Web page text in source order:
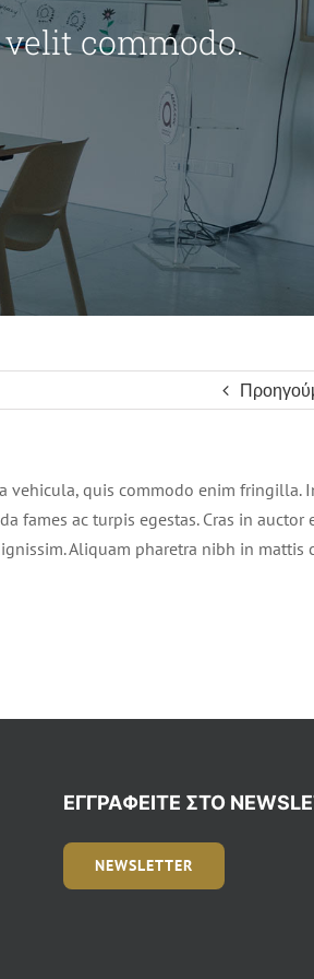
commodo.
vehicula, quis commodo enim fringilla.
fames ac turpis egestas. Cras in auctor
Aliquam pharetra nibh in mattis
ΕΓΓΡΑΦΕΊΤΕ ΣΤΟ
NEWSLETTER